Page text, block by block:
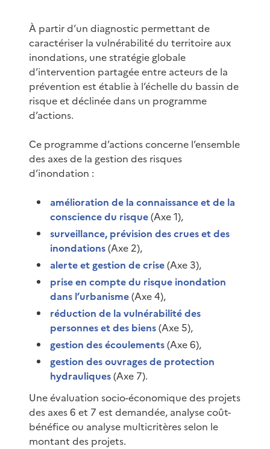
À partir d’un diagnostic permettant de
caractériser la vulnérabilité du territoire aux
inondations, une stratégie globale
d’intervention partagée entre acteurs de la
prévention est établie à l’échelle du bassin de
risque et déclinée dans un programme
d’actions.
Ce programme d’actions concerne l’ensemble
des axes de la gestion des risques
d’inondation :
amélioration de la connaissance et de la
conscience du risque(Axe 1),
surveillance, prévision des crues et des
inondations(Axe 2),
alerte et gestion de crise(Axe 3),
prise en compte du risque inondation
dans l’urbanisme(Axe 4),
réduction de la vulnérabilité des
personnes et des biens(Axe 5),
gestion des écoulements(Axe 6),
gestion des ouvrages de protection
hydrauliques(Axe 7).
Une évaluation socio-économique des projets
des axes 6 et 7 est demandée, analyse coût-
bénéfice ou analyse multicritères selon le
montant des projets.